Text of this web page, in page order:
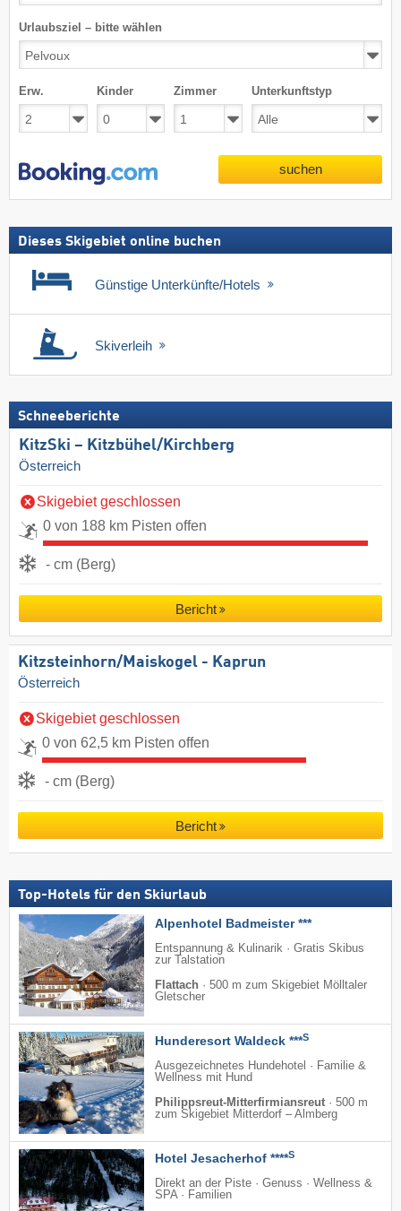
Urlaubsziel – bitte wählen
Erw. Kinder Zimmer Unterkunftstyp
suchen
Dieses Skigebiet online buchen
Günstige Unterkünfte/Hotels
Skiverleih
Schneeberichte
KitzSki – Kitzbühel/​Kirchberg
Österreich
Skigebiet geschlossen
0 von 188 km Pisten offen
- cm (Berg)
Bericht
Kitzsteinhorn/​Maiskogel - Kaprun
Österreich
Skigebiet geschlossen
0 von 62,5 km Pisten offen
- cm (Berg)
Bericht
Top-Hotels für den Skiurlaub
Alpenhotel Badmeister ***
Entspannung & Kulinarik · Gratis Skibus
zur Talstation
Flattach · 500 m zum Skigebiet Mölltaler
Gletscher
Hunderesort Waldeck ***S
Ausgezeichnetes Hundehotel · Familie &
Wellness mit Hund
Philippsreut-Mitterfirmiansreut · 500 m
zum Skigebiet Mitterdorf – Almberg
Hotel Jesacherhof ****S
Direkt an der Piste · Genuss · Wellness &
SPA · Familien